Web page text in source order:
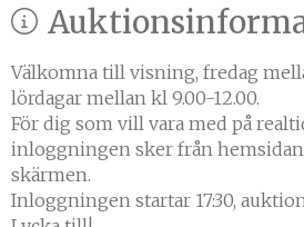
Välkomna till visning, fredag
lördagar mellan kl 9.00-12.00.
För dig som vill vara med på
inloggningen sker från
skärmen.
Inloggningen startar 17:30,